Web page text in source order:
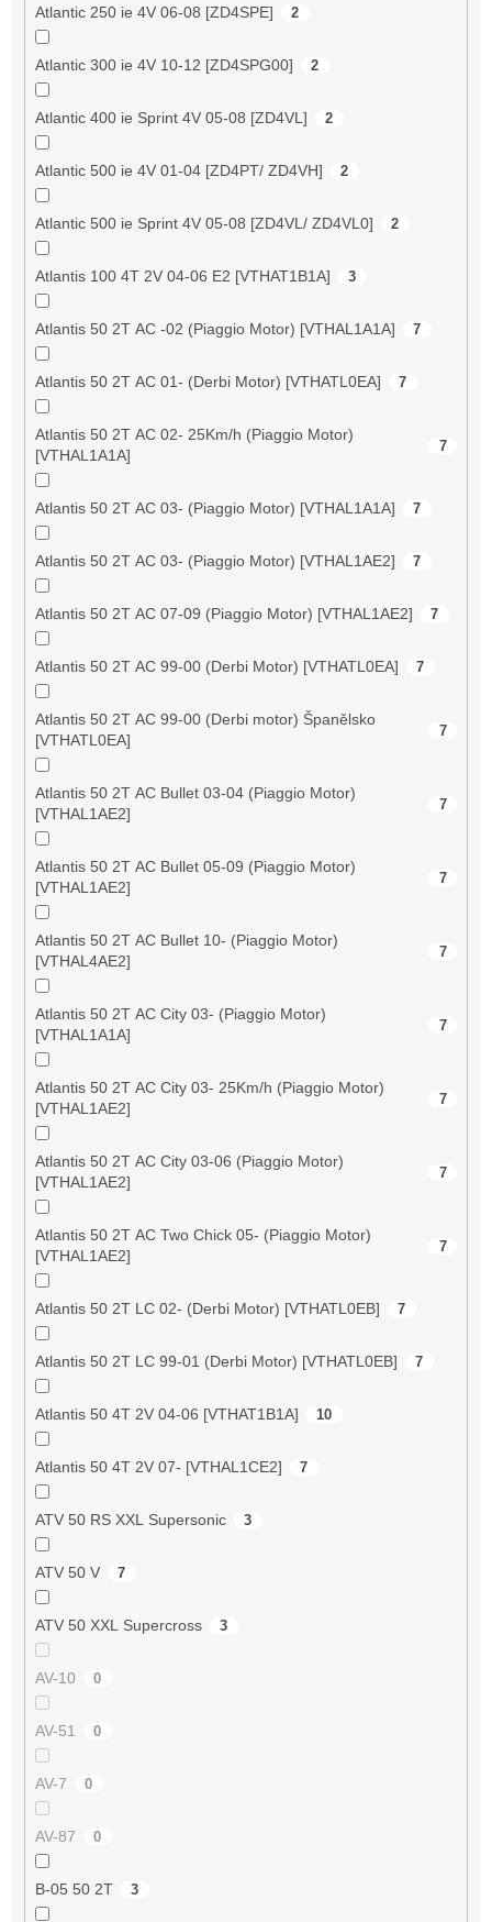
Atlantic 250 ie 4V 06-08 [ZD4SPE] 2
Atlantic 300 ie 4V 10-12 [ZD4SPG00] 2
Atlantic 400 ie Sprint 4V 05-08 [ZD4VL] 2
Atlantic 500 ie 4V 01-04 [ZD4PT/ ZD4VH] 2
Atlantic 500 ie Sprint 4V 05-08 [ZD4VL/ ZD4VL0] 2
Atlantis 100 4T 2V 04-06 E2 [VTHAT1B1A] 3
Atlantis 50 2T AC -02 (Piaggio Motor) [VTHAL1A1A] 7
Atlantis 50 2T AC 01- (Derbi Motor) [VTHATL0EA] 7
Atlantis 50 2T AC 02- 25Km/h (Piaggio Motor)
[VTHAL1A1A]
7
Atlantis 50 2T AC 03- (Piaggio Motor) [VTHAL1A1A] 7
Atlantis 50 2T AC 03- (Piaggio Motor) [VTHAL1AE2] 7
Atlantis 50 2T AC 07-09 (Piaggio Motor) [VTHAL1AE2] 7
Atlantis 50 2T AC 99-00 (Derbi Motor) [VTHATL0EA] 7
Atlantis 50 2T AC 99-00 (Derbi motor) Španělsko
[VTHATL0EA]
7
Atlantis 50 2T AC Bullet 03-04 (Piaggio Motor)
[VTHAL1AE2]
7
Atlantis 50 2T AC Bullet 05-09 (Piaggio Motor)
[VTHAL1AE2]
7
Atlantis 50 2T AC Bullet 10- (Piaggio Motor)
[VTHAL4AE2]
7
Atlantis 50 2T AC City 03- (Piaggio Motor)
[VTHAL1A1A]
7
Atlantis 50 2T AC City 03- 25Km/h (Piaggio Motor)
[VTHAL1AE2]
7
Atlantis 50 2T AC City 03-06 (Piaggio Motor)
[VTHAL1AE2]
7
Atlantis 50 2T AC Two Chick 05- (Piaggio Motor)
[VTHAL1AE2]
7
Atlantis 50 2T LC 02- (Derbi Motor) [VTHATL0EB] 7
Atlantis 50 2T LC 99-01 (Derbi Motor) [VTHATL0EB] 7
Atlantis 50 4T 2V 04-06 [VTHAT1B1A] 10
Atlantis 50 4T 2V 07- [VTHAL1CE2] 7
ATV 50 RS XXL Supersonic 3
ATV 50 V 7
ATV 50 XXL Supercross 3
AV-10 0
AV-51 0
AV-7 0
AV-87 0
B-05 50 2T 3